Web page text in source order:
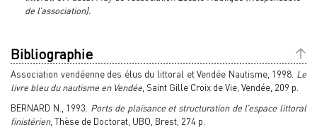
de l’association).
Bibliographie
Association vendéenne des élus du littoral et Vendée Nautisme, 1998. Le
livre bleu du nautisme en Vendée , Saint Gille Croix de Vie, Vendée, 209 p.
BERNARD N., 1993. Ports de plaisance et structuration de l’espace littoral
finistérien, Thèse de Doctorat, UBO, Brest, 274 p.